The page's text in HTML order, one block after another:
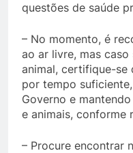
questões de saúde
– No momento, é
ao ar livre, mas caso
animal, certifique-se
por tempo
Governo e
e animais, conforme
– Procure encontrar